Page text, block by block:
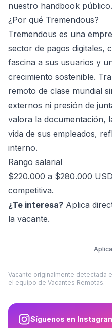
nuestro handbook público.
¿Por qué Tremendous?
Tremendous es una
sector de pagos digitales,
fascina a sus usuarios y
crecimiento sostenible.
remoto de clase mundial
externos ni presión de
valora la documentación,
vida de sus empleados,
interno.
Rango salarial
$220.000 a $280.000
competitiva.
¿Te interesa? Aplica
la vacante.
Vacante originalmente detectada
el equipo de Vacantes Remotas.
Síguenos en